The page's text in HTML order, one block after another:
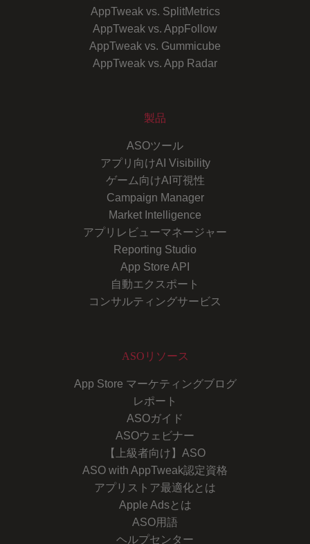
AppTweak vs. SplitMetrics
AppTweak vs. AppFollow
AppTweak vs. Gummicube
AppTweak vs. App Radar
製品
ASOツール
アプリ向けAI Visibility
ゲーム向けAI可視性
Campaign Manager
Market Intelligence
アプリレビューマネージャー
Reporting Studio
App Store API
自動エクスポート
コンサルティングサービス
ASOリソース
App Store マーケティングブログ
レポート
ASOガイド
ASOウェビナー
【上級者向け】ASO
ASO with AppTweak認定資格
アプリストア最適化とは
Apple Adsとは
ASO用語
ヘルプセンター